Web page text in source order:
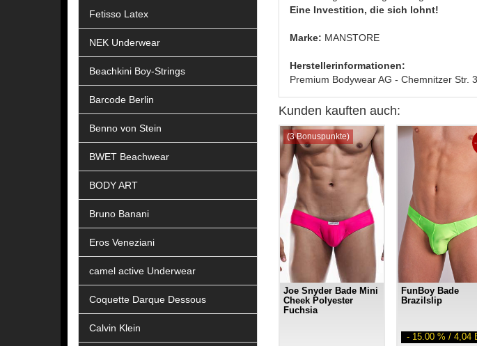
Fetisso Latex
NEK Underwear
Beachkini Boy-Strings
Barcode Berlin
Benno von Stein
BWET Beachwear
BODY ART
Bruno Banani
Eros Veneziani
camel active Underwear
Coquette Darque Dessous
Calvin Klein
Eine Investition, die sich lohnt!
Marke: MANSTORE
Herstellerinformationen:
Premium Bodywear AG - Chemnitzer
Kunden kauften auch:
(3 Bonuspunkte)
Joe Snyder Bade Mini
Cheek Polyester
Fuchsia
FunBoy Bade
Brazilslip
- 15.00 % / 4,04